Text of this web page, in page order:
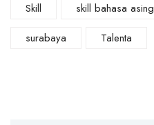
Skill
skill bahasa asing
surabaya
Talenta